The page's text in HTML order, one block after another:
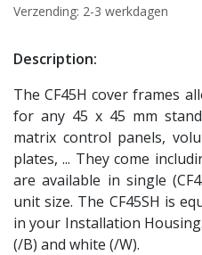
Verzending: 2-3 werkdagen
Description:
The CF45H cover frames
for any 45 x 45 mm
matrix control panels,
plates, ... They come
are available in single
unit size. The CF45SH is
in your Installation
(/B) and white (/W).